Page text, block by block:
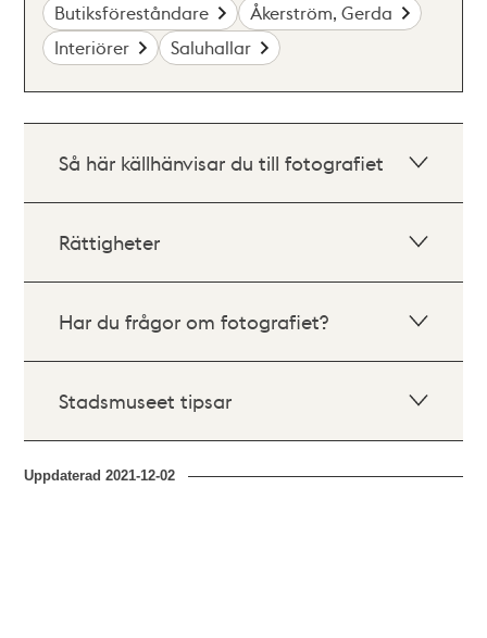
Butiksföreståndare
Åkerström, Gerda
Interiörer
Saluhallar
Så här källhänvisar du till fotografiet
Rättigheter
Har du frågor om fotografiet?
Stadsmuseet tipsar
Uppdaterad2021-12-02